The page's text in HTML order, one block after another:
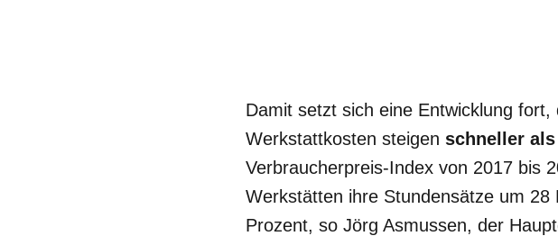
Damit setzt sich eine Entwicklung
Werkstattkosten steigen schneller
Verbraucherpreis-Index von 2017 bis
Werkstätten ihre Stundensätze um
Prozent, so Jörg Asmussen, der